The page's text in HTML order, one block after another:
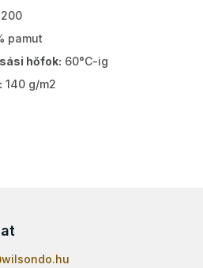
pamut
hőfok: 60°C-ig
140 g/m2
wilsondo.hu